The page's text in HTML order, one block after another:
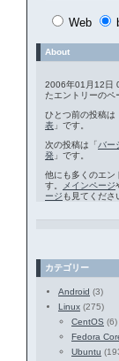
Web
About
2006年01月12日
たエントリーのペ
ひとつ前の投稿は
表 」です。
次の投稿は「バー
発 」です。
他にも多くのエン
す。
メインページ
ージ も見てくださ
カテゴリー
Android (3)
Linux (275)
CentOS (6)
Fedora
Ubuntu